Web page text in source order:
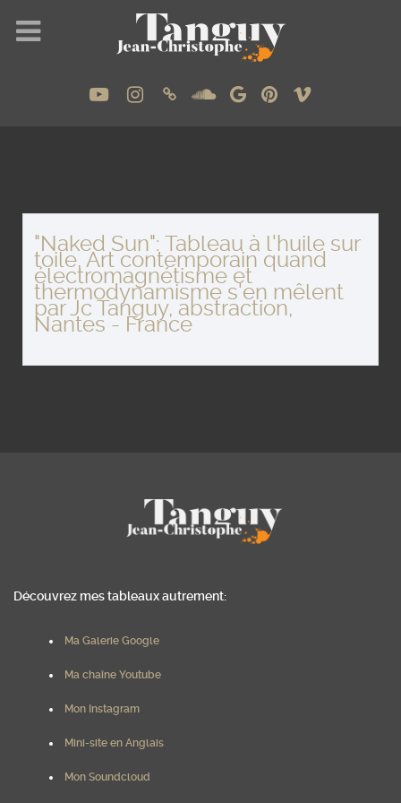
"Naked Sun": Tableau à l'huile sur
toile, Art contemporain quand
électromagnétisme et
thermodynamisme s'en mêlent
par Jc Tanguy, abstraction,
Nantes - France
Découvrez mes tableaux autrement:
Ma Galerie Google
Ma chaîne Youtube
Mon Instagram
Mini-site en Anglais
Mon Soundcloud